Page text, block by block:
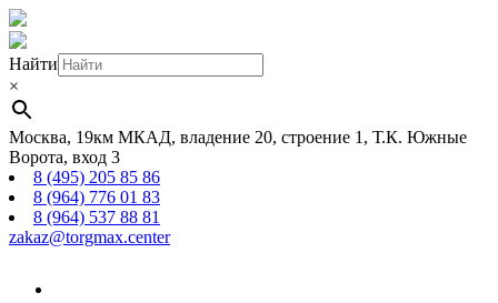
Найти
×
Москва, 19км МКАД, владение 20, строение 1, Т.К. Южные
Ворота, вход 3
8 (495) 205 85 86
8 (964) 776 01 83
8 (964) 537 88 81
zakaz@torgmax.center